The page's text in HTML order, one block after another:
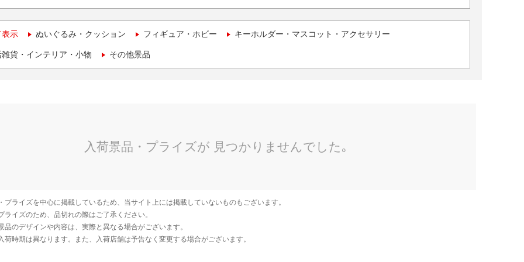
表示 ぬいぐるみ・クッション フィギュア・ホビー キーホルダー・マスコット・アクセサリー
貨・インテリア・小物 その他景品